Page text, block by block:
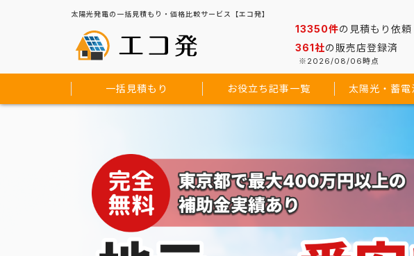
太陽光発電の一括見積もり・価格比較サービス【エコ発】
13350件の見積もり依頼
361社の販売店登録済
※2026/08/06時点
一括見積もり お役立ち記事一覧 太陽光・蓄電